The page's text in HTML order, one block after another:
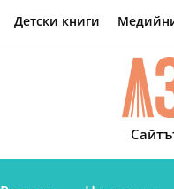
Детски книги